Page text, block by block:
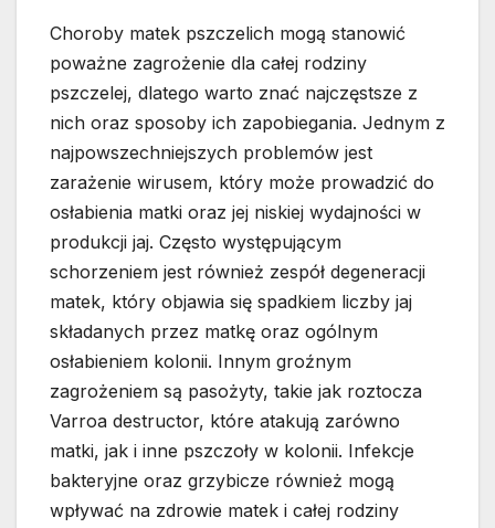
Choroby matek pszczelich mogą stanowić
poważne zagrożenie dla całej rodziny
pszczelej, dlatego warto znać najczęstsze z
nich oraz sposoby ich zapobiegania. Jednym z
najpowszechniejszych problemów jest
zarażenie wirusem, który może prowadzić do
osłabienia matki oraz jej niskiej wydajności w
produkcji jaj. Często występującym
schorzeniem jest również zespół degeneracji
matek, który objawia się spadkiem liczby jaj
składanych przez matkę oraz ogólnym
osłabieniem kolonii. Innym groźnym
zagrożeniem są pasożyty, takie jak roztocza
Varroa destructor, które atakują zarówno
matki, jak i inne pszczoły w kolonii. Infekcje
bakteryjne oraz grzybicze również mogą
wpływać na zdrowie matek i całej rodziny